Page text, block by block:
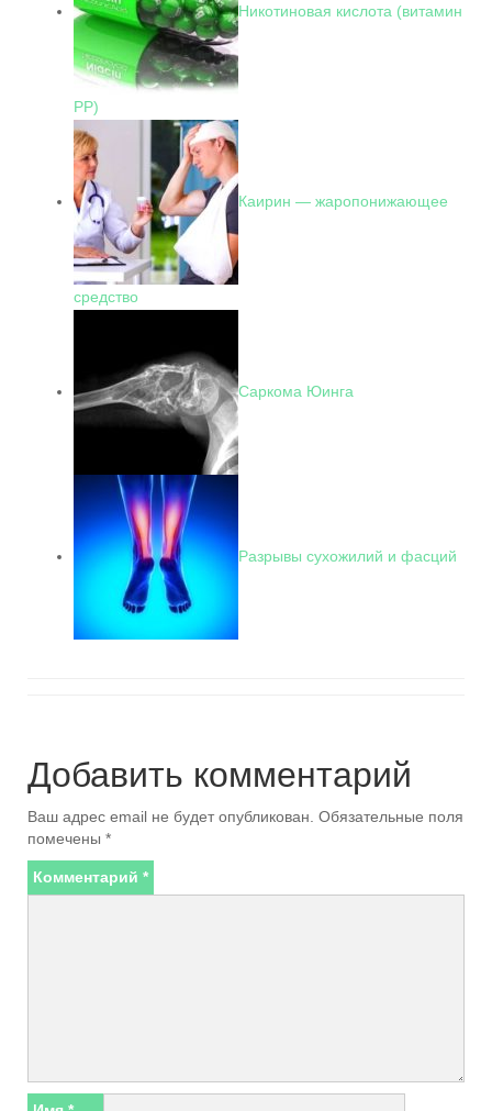
Никотиновая кислота (витамин
РР)
Каирин — жаропонижающее
средство
Саркома Юинга
Разрывы сухожилий и фасций
Добавить комментарий
Ваш адрес email не будет опубликован. Обязательные поля
помечены *
Комментарий *